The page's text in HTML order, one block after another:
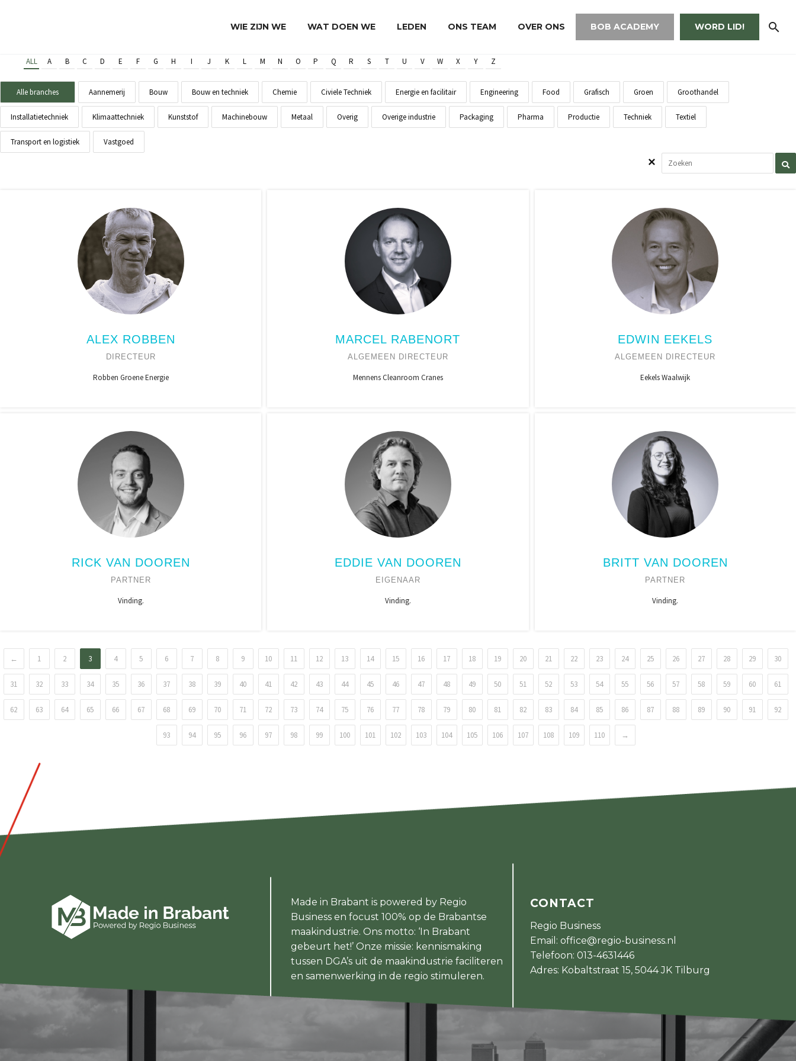
WIE ZIJN WE WAT DOEN WE LEDEN ONS TEAM OVER ONS BOB ACADEMY WORD LID!
ALL A B C D E F G H I J K L M N O P Q R S T U V W X Y Z
Alle branches Aannemerij Bouw Bouw en techniek Chemie Civiele Techniek Energie en facilitair Engineering Food Grafisch Groen Groothandel
Installatietechniek Klimaattechniek Kunststof Machinebouw Metaal Overig Overige industrie Packaging Pharma Productie Techniek Textiel
Transport en logistiek Vastgoed
ALEX ROBBEN
DIRECTEUR
Robben Groene Energie
MARCEL RABENORT
ALGEMEEN DIRECTEUR
Mennens Cleanroom Cranes
EDWIN EEKELS
ALGEMEEN DIRECTEUR
Eekels Waalwijk
RICK VAN DOOREN
PARTNER
Vinding.
EDDIE VAN DOOREN
EIGENAAR
Vinding.
BRITT VAN DOOREN
PARTNER
Vinding.
← 1 2 3 4 5 6 7 8 9 10 11 12 13 14 15 16 17 18 19 20 21 22 23 24 25 26 27 28 29 30
31 32 33 34 35 36 37 38 39 40 41 42 43 44 45 46 47 48 49 50 51 52 53 54 55 56 57 58 59 60 61
62 63 64 65 66 67 68 69 70 71 72 73 74 75 76 77 78 79 80 81 82 83 84 85 86 87 88 89 90 91 92
93 94 95 96 97 98 99 100 101 102 103 104 105 106 107 108 109 110 →
Made in Brabant is powered by Regio
Business en focust 100% op de Brabantse
maakindustrie. Ons motto: ‘In Brabant
gebeurt het!’ Onze missie: kennismaking
tussen DGA’s uit de maakindustrie faciliteren
en samenwerking in de regio stimuleren.
CONTACT
Regio Business
Email: office@regio-business.nl
Telefoon: 013-4631446
Adres: Kobaltstraat 15, 5044 JK Tilburg